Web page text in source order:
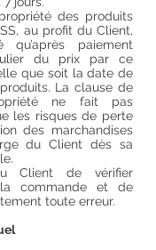
des produits
au profit du Client,
paiement
du prix par ce
que soit la date de
La clause de
ne fait pas
les risques de perte
des marchandises
du Client dès sa
Client de vérifier
la commande et de
toute erreur.